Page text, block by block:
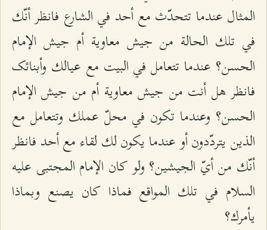
المثال عندما تتحدّث مع أحد في الشارع فانظر أنّك
في تلك الحالة من جيش معاوية أم جيش الإمام
الحسن؟ عندما تتعامل في البيت مع عيالك وأبنائک
فانظر هل أنت من جيش معاوية أم من جيش الإمام
الحسن؟ وعندما تكون في محلّ عملك وتتعامل مع
الذين يتردّدون أو عندما يكون لك لقاء مع أحد فانظر
أنّك من أيّ الجيشين؟ ولو كان الإمام المجتبى عليه
السلام في تلك المواقع فماذا كان يصنع وبماذا
يأمرك؟